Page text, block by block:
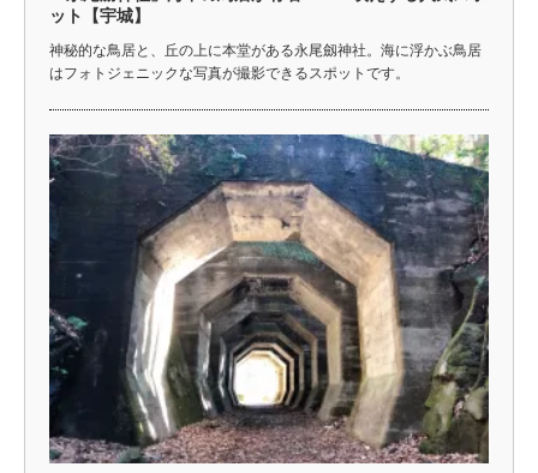
ット【宇城】
神秘的な鳥居と、丘の上に本堂がある永尾劔神社。海に浮かぶ鳥居
はフォトジェニックな写真が撮影できるスポットです。